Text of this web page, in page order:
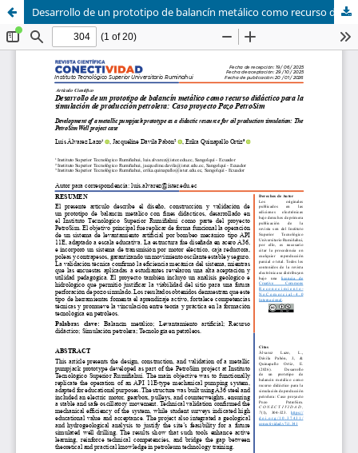
Desarrollo de un prototipo de balancín metálico como recurso didáctico para la simulación de producción petrolera: Caso proyecto Pozo PetroSim